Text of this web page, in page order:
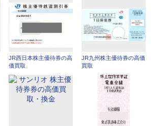
JR西日本株主優待券の高
価買取
JR九州株主優待券の高価
買取